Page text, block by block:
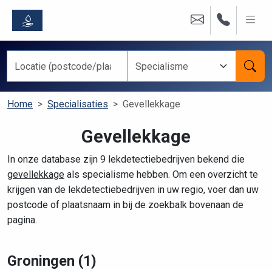
Home Specialisaties Gevellekkage
Gevellekkage
In onze database zijn 9 lekdetectiebedrijven bekend die
gevellekkage als specialisme hebben. Om een overzicht te
krijgen van de lekdetectiebedrijven in uw regio, voer dan uw
postcode of plaatsnaam in bij de zoekbalk bovenaan de
pagina.
Groningen (1)